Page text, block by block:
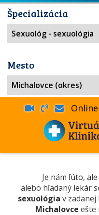
Špecializácia
Mesto
Online
Je nám ľúto,
alebo hľadaný lekár
sexuológia v
Michalovce ešte